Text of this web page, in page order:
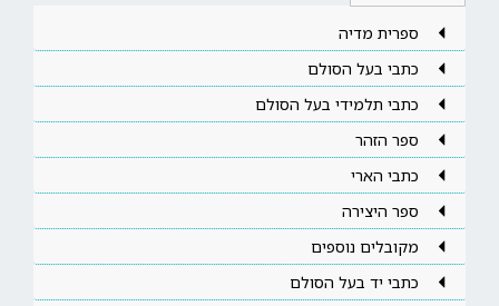
ספרית מדיה
כתבי בעל הסולם
כתבי תלמידי בעל הסולם
ספר הזהר
כתבי הארי
ספר היצירה
מקובלים נוספים
כתבי יד בעל הסולם